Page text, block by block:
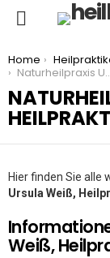
You are here:
Home
Naturheilpraxis Ursula Weiß, Heilpraktikerin
Hier finden Sie alle
Ursula Weiß,
Weiß,